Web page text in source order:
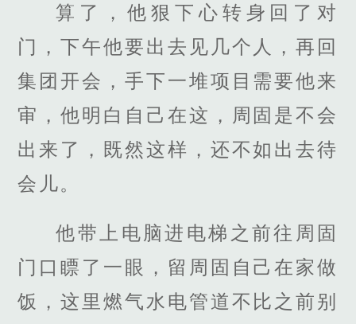
算了，他狠下心转身回了对
门，下午他要出去见几个人，再回
集团开会，手下一堆项目需要他来
审，他明白自己在这，周固是不会
出来了，既然这样，还不如出去待
会儿。
他带上电脑进电梯之前往周固
门口瞟了一眼，留周固自己在家做
饭，这里燃气水电管道不比之前别